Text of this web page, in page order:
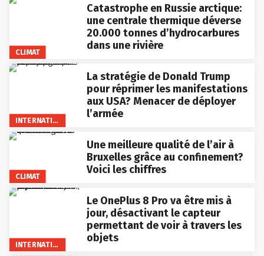
CLIMAT
Catastrophe en Russie arctique:
une centrale thermique déverse
20.000 tonnes d’hydrocarbures
dans une rivière
INTERNATIONAL
La stratégie de Donald Trump
pour réprimer les manifestations
aux USA? Menacer de déployer
l’armée
CLIMAT
Une meilleure qualité de l’air à
Bruxelles grâce au confinement?
Voici les chiffres
INTERNATIONAL
Le OnePlus 8 Pro va être mis à
jour, désactivant le capteur
permettant de voir à travers les
objets